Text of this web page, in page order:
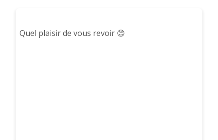
Quel plaisir de vous revoir 😊